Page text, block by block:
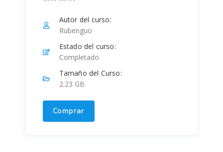
Autor del curso:
Rubenguo
Estado del curso:
Completado
Tamaño del Curso:
2.23 GB
Comprar